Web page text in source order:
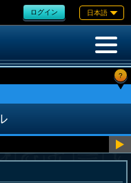
ログイン 日本語
?